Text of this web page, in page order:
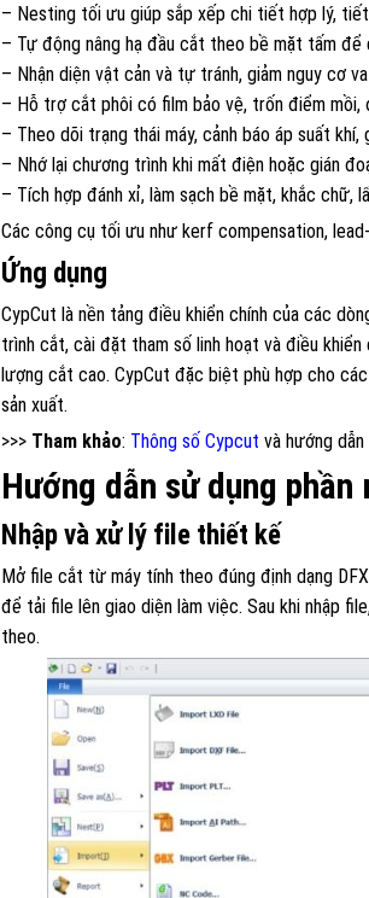
– Nesting tối ưu giúp sắp xếp chi tiết hợp lý,
– Tự động nâng hạ đầu cắt theo bề mặt tấm để
– Nhận diện vật cản và tự tránh, giảm nguy cơ
– Hỗ trợ cắt phôi có film bảo vệ, trốn điểm mồi,
– Theo dõi trạng thái máy, cảnh báo áp suất khí,
– Nhớ lại chương trình khi mất điện hoặc gián
– Tích hợp đánh xỉ, làm sạch bề mặt, khắc chữ,
Các công cụ tối ưu như kerf compensation,
Ứng dụng
CypCut là nền tảng điều khiển chính của các
trình cắt, cài đặt tham số linh hoạt và điều khiển
lượng cắt cao. CypCut đặc biệt phù hợp cho
sản xuất.
>>> Tham khảo: Thông số Cypcut và hướng
Hướng dẫn sử dụng
Nhập và xử lý file thiết kế
Mở file cắt từ máy tính theo đúng định dạng
để tải file lên giao diện làm việc. Sau khi nhập
theo.